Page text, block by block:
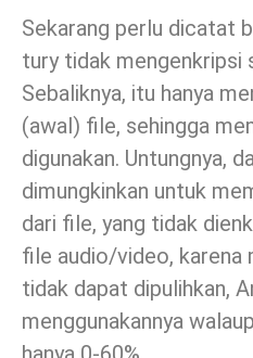
Sekarang perlu dicatat
tury tidak mengenkripsi
Sebaliknya, itu hanya
(awal) file, sehingga
digunakan. Untungnya,
dimungkinkan untuk
dari file, yang tidak
file audio/video, karena
tidak dapat dipulihkan,
menggunakannya